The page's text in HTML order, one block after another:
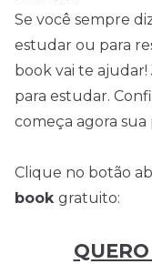
Se você sempre
estudar ou para
book vai te
para estudar.
começa agora sua
Clique no botão
book gratuito: